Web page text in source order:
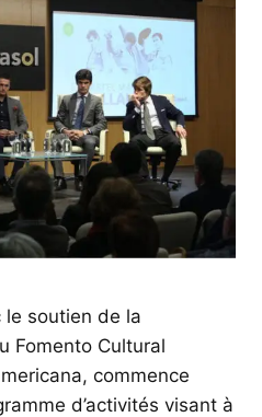
le soutien de la
Fomento Cultural
commence
d’activités visant à